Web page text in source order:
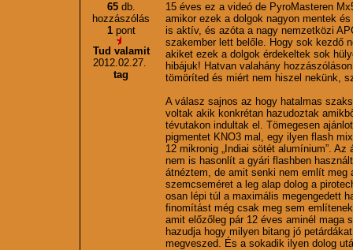
65db.
hozzászólás
1pont
Tud valamit
2012.02.27.
tag
15 éves ez a videó de PyroMasteren
amikor ezek a dolgok nagyon mentek
is aktív, és azóta a nagy nemzetközi
szakember lett belőle. Hogy sok kezdő
akiket ezek a dolgok érdekeltek sok
hibájuk! Hatvan valahány
tömöríted és miért nem hiszel nekünk,
A válasz sajnos az hogy hatalmas
voltak akik konkrétan hazudoztak
tévutakon indultak el. Tömegesen
pigmentet KNO3 mal, egy ilyen flash
12 mikronig „Indiai sötét alumínium”.
nem is hasonlít a gyári flashben
átnéztem, de amit senki nem említ meg
szemcseméret a leg alap dolog a
osan lépi túl a maximális megengedett
finomítást még csak meg sem
amit előzőleg pár 12 éves aminél maga
hazudja hogy milyen bitang jó
megveszed. És a sokadik ilyen dolog